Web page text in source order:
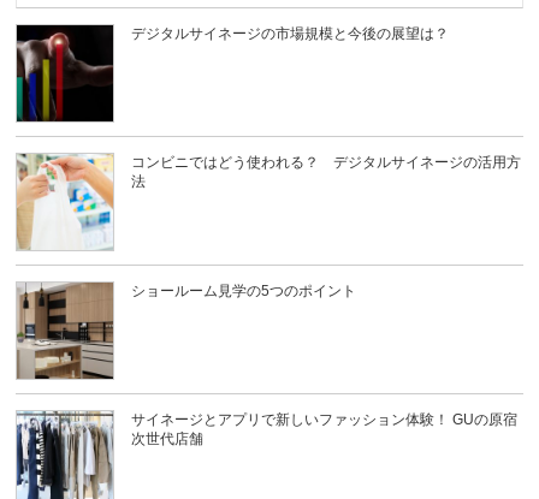
デジタルサイネージの市場規模と今後の展望は？
コンビニではどう使われる？ デジタルサイネージの活用方
法
ショールーム見学の5つのポイント
サイネージとアプリで新しいファッション体験！ GUの原宿
次世代店舗